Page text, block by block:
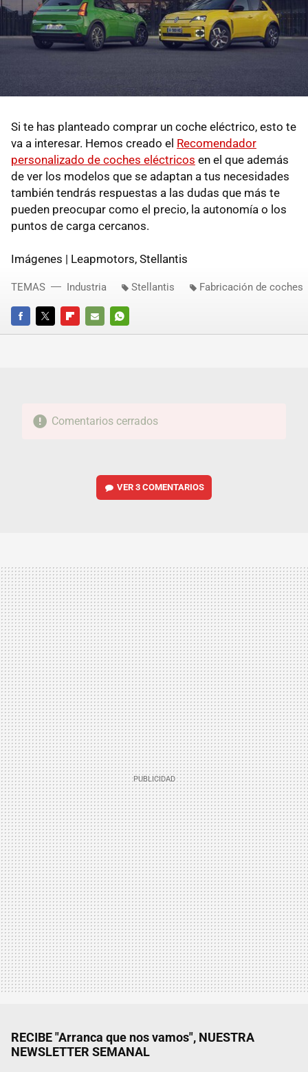
Si te has planteado comprar un coche eléctrico, esto te
va a interesar. Hemos creado el Recomendador
personalizado de coches eléctricos en el que además
de ver los modelos que se adaptan a tus necesidades
también tendrás respuestas a las dudas que más te
pueden preocupar como el precio, la autonomía o los
puntos de carga cercanos.
Imágenes | Leapmotors, Stellantis
FACEBOOKTWITTERFLIPBOARD
E-
WHATSAPP
TEMAS Industria Stellantis Fabricación de coches
Comentarios cerrados
VER3 COMENTARIOS
RECIBE "Arranca que nos vamos", NUESTRA
NEWSLETTER SEMANAL